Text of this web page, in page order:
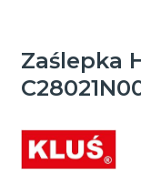
Zaślepka